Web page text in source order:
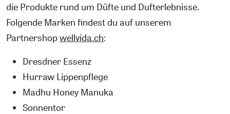
die Produkte rund um Düfte und Dufterlebnisse.
Folgende Marken findest du auf unserem
Partnershopwellvida.ch:
Dresdner Essenz
Hurraw Lippenpflege
Madhu Honey Manuka
Sonnentor